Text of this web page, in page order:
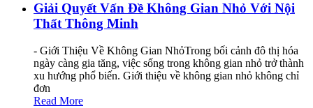
Giải Quyết Vấn Đề Không Gian Nhỏ Với Nội
Thất Thông Minh
- Giới Thiệu Về Không Gian NhỏTrong bối cảnh đô thị hóa
ngày càng gia tăng, việc sống trong không gian nhỏ trở thành
xu hướng phổ biến. Giới thiệu về không gian nhỏ không chỉ
đơn
Read More